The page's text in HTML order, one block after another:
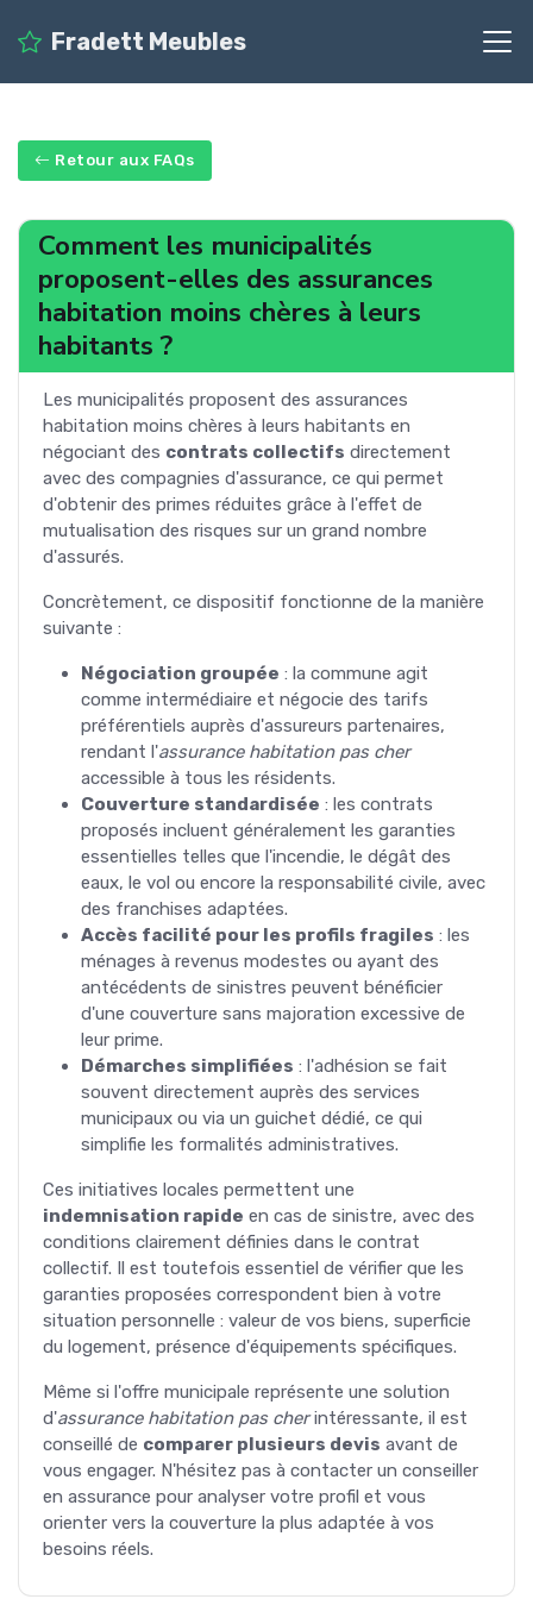
Fradett Meubles
Retour aux FAQs
Comment les municipalités
proposent-elles des assurances
habitation moins chères à leurs
habitants ?
Les municipalités proposent des assurances
habitation moins chères à leurs habitants en
négociant des contrats collectifs directement
avec des compagnies d'assurance, ce qui permet
d'obtenir des primes réduites grâce à l'effet de
mutualisation des risques sur un grand nombre
d'assurés.
Concrètement, ce dispositif fonctionne de la manière
suivante :
Négociation groupée : la commune agit
comme intermédiaire et négocie des tarifs
préférentiels auprès d'assureurs partenaires,
rendant l'assurance habitation pas cher
accessible à tous les résidents.
Couverture standardisée : les contrats
proposés incluent généralement les garanties
essentielles telles que l'incendie, le dégât des
eaux, le vol ou encore la responsabilité civile, avec
des franchises adaptées.
Accès facilité pour les profils fragiles : les
ménages à revenus modestes ou ayant des
antécédents de sinistres peuvent bénéficier
d'une couverture sans majoration excessive de
leur prime.
Démarches simplifiées : l'adhésion se fait
souvent directement auprès des services
municipaux ou via un guichet dédié, ce qui
simplifie les formalités administratives.
Ces initiatives locales permettent une
indemnisation rapide en cas de sinistre, avec des
conditions clairement définies dans le contrat
collectif. Il est toutefois essentiel de vérifier que les
garanties proposées correspondent bien à votre
situation personnelle : valeur de vos biens, superficie
du logement, présence d'équipements spécifiques.
Même si l'offre municipale représente une solution
d'assurance habitation pas cherintéressante, il est
conseillé de comparer plusieurs devis avant de
vous engager. N'hésitez pas à contacter un conseiller
en assurance pour analyser votre profil et vous
orienter vers la couverture la plus adaptée à vos
besoins réels.